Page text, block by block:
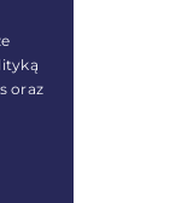
oraz